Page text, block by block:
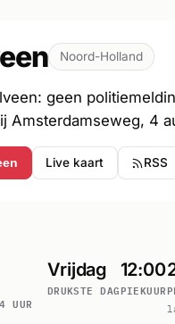
Noord-Holland
geen
Amsterdamseweg, 4
Live kaart RSS
UUR
Vrijdag
DRUKSTE DAG
12:00
PIEKUUR